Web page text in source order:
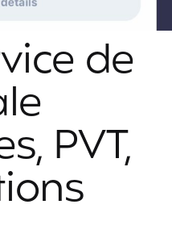
de
PVT,